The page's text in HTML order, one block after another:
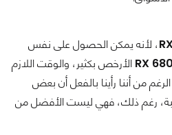
، لأنه يمكن الحصول على نفس
RX الأرخص بكثير، والوقت اللازم
من أننا رأينا بالفعل أن بعض
رغم ذلك، فهي ليست الأفضل من